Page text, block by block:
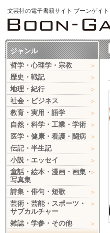
文芸社の電子書籍サイト ブーンゲイト
ジャンル
哲学・心理学・宗教
歴史・戦記
地理・紀行
社会・ビジネス
教育・実用・語学
自然・科学・工業・学術
医学・健康・看護・闘病
伝記・半生記
小説・エッセイ
童話・絵本・漫画・画集・
写真集
詩集・俳句・短歌
芸術・芸能・スポーツ・
サブカルチャー
雑誌・学参・その他